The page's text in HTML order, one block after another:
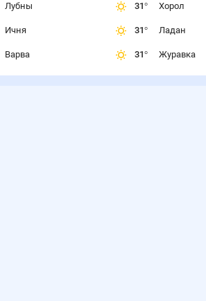
Лубны
Ичня
Варва
31° Хорол
31° Ладан
31° Журавка